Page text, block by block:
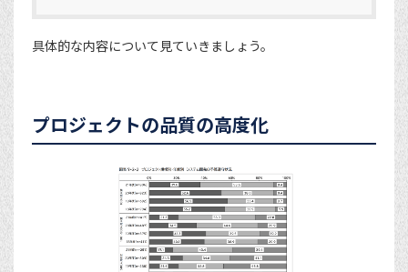
具体的な内容について見ていきましょう。
プロジェクトの品質の高度化